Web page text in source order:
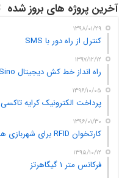
آخرین پروژه های بروز شده
۱۳۹۸/۰۱/۲۹
کنترل از راه دور با SMS
۱۳۹۷/۱۲/۱۲
راه انداز خط کش دیجیتال Sino
۱۳۹۶/۱۰/۰۵
پرداخت الکترونیک کرایه تاکسی
۱۳۹۶/۰۱/۳۰
کارتخوان RFID برای شهربازی ها
۱۳۹۵/۱۰/۱۲
فرکانس متر ۱ گیگاهرتز